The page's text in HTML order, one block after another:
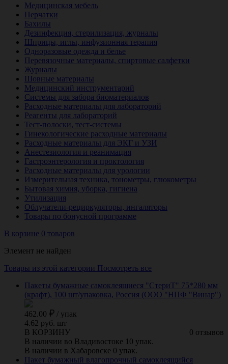
Медицинская мебель
Перчатки
Бахилы
Дезинфекция, стерилизация, журналы
Шприцы, иглы, инфузионная терапия
Одноразовые одежда и белье
Перевязочные материалы, спиртовые салфетки
Журналы
Шовные материалы
Медицинский инструментарий
Системы для забора биоматериалов
Расходные материалы для лабораторий
Реагенты для лабораторий
Тест-полоски, тест-системы
Гинекологические расходные материалы
Расходные материалы для ЭКГ и УЗИ
Анестезиология и реанимация
Гастроэнтерология и проктология
Расходные материалы для урологии
Измерительная техника, тонометры, глюкометры
Бытовая химия, уборка, гигиена
Утилизация
Облучатели-рециркуляторы, ингаляторы
Товары по бонусной программе
В корзине 0 товаров
Элемент не найден
Товары из этой категории Посмотреть все
Пакеты бумажные самоклеящиеся "СтериТ" 75*280 мм
(крафт), 100 шт/упаковка, Россия (ООО "НПФ "Винар")
462.00 / упак
4.62 руб. шт
0 отзывов
В КОРЗИНУ
В наличии во Владивостоке 10 упак.
В наличии в Хабаровске 0 упак.
Пакет бумажный влагопрочный самоклеящийся